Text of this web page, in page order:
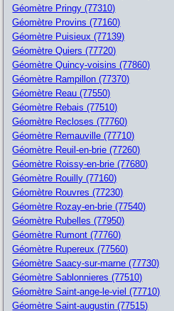
Géomètre Pringy (77310)
Géomètre Provins (77160)
Géomètre Puisieux (77139)
Géomètre Quiers (77720)
Géomètre Quincy-voisins (77860)
Géomètre Rampillon (77370)
Géomètre Reau (77550)
Géomètre Rebais (77510)
Géomètre Recloses (77760)
Géomètre Remauville (77710)
Géomètre Reuil-en-brie (77260)
Géomètre Roissy-en-brie (77680)
Géomètre Rouilly (77160)
Géomètre Rouvres (77230)
Géomètre Rozay-en-brie (77540)
Géomètre Rubelles (77950)
Géomètre Rumont (77760)
Géomètre Rupereux (77560)
Géomètre Saacy-sur-marne (77730)
Géomètre Sablonnieres (77510)
Géomètre Saint-ange-le-viel (77710)
Géomètre Saint-augustin (77515)